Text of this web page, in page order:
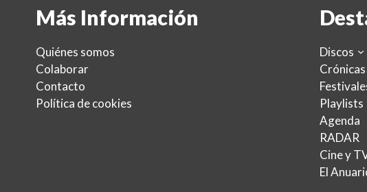
Más Información
Quiénes somos
Colaborar
Contacto
Política de cookies
Discos
Crónicas
Playlists
Agenda
RADAR
Cine y
El